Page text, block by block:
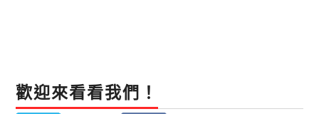
歡迎來看看我們！